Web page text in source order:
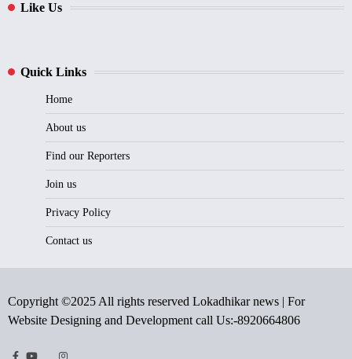
Like Us
Quick Links
Home
About us
Find our Reporters
Join us
Privacy Policy
Contact us
Copyright ©2025 All rights reserved Lokadhikar news | For
Website Designing and Development call Us:-8920664806